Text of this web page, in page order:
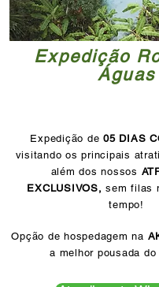
Expedição
Águas
Expedição de05 DIAS
visitando os principais
além dos nossos
EXCLUSIVOS,sem filas
tempo!
Opção de hospedagem na
a melhor pousada do